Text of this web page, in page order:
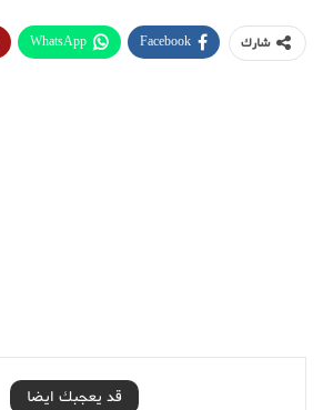
شارك Facebook
WhatsApp
قد يعجبك ايضا